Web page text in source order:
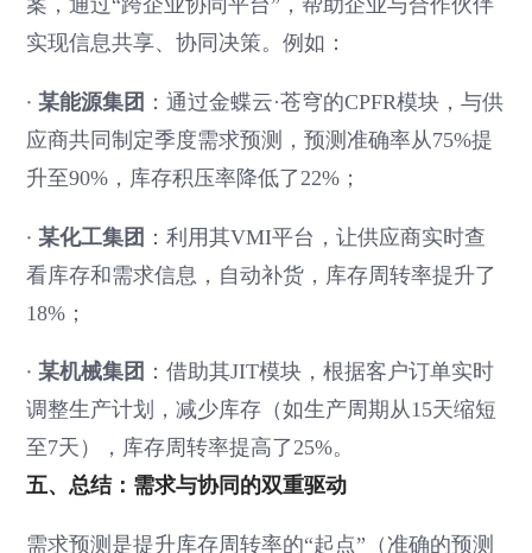
实现信息共享、协同决策。例如：
·某能源集团 ：通过金蝶云·苍穹的CPFR模块，与供
应商共同制定季度需求预测，预测准确率从75%提
升至90%，库存积压率降低了22%；
·某化工集团 ：利用其VMI平台，让供应商实时查
看库存和需求信息，自动补货，库存周转率提升了
18%；
·某机械集团 ：借助其JIT模块，根据客户订单实时
调整生产计划，减少库存（如生产周期从15天缩短
至7天），库存周转率提高了25%。
五、总结：需求与协同的双重驱动
需求预测是提升库存周转率的“起点”（准确的预测